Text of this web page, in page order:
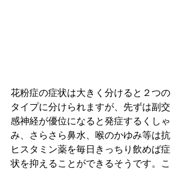
花粉症の症状は大きく分けると２つの
タイプに分けられますが、先ずは副交
感神経が優位になると発症するくしゃ
み、さらさら鼻水、喉のかゆみ等は抗
ヒスタミン薬を毎日きっちり飲めば症
状を抑えることができるそうです。こ